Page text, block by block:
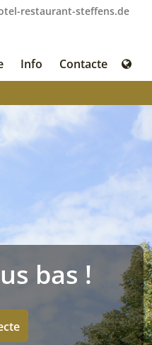
restaurant-steffens.de
Info Contacte
bas !